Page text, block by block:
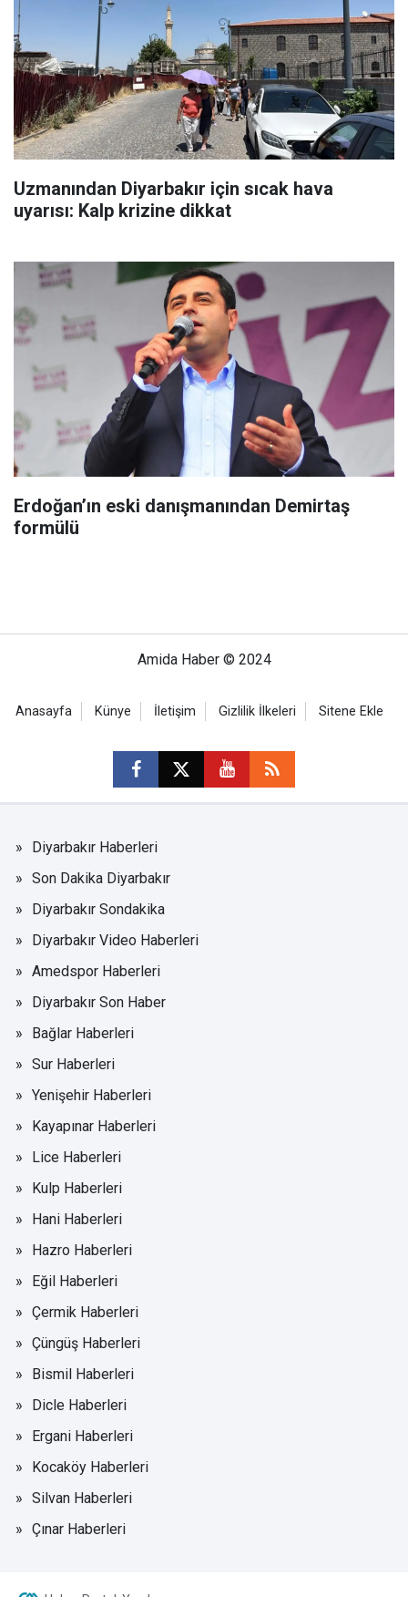
Uzmanından Diyarbakır için sıcak hava
uyarısı: Kalp krizine dikkat
Erdoğan’ın eski danışmanından Demirtaş
formülü
Amida Haber © 2024
Anasayfa Künye İletişim Gizlilik İlkeleri Sitene Ekle
Diyarbakır Haberleri
Son Dakika Diyarbakır
Diyarbakır Sondakika
Diyarbakır Video Haberleri
Amedspor Haberleri
Diyarbakır Son Haber
Bağlar Haberleri
Sur Haberleri
Yenişehir Haberleri
Kayapınar Haberleri
Lice Haberleri
Kulp Haberleri
Hani Haberleri
Hazro Haberleri
Eğil Haberleri
Çermik Haberleri
Çüngüş Haberleri
Bismil Haberleri
Dicle Haberleri
Ergani Haberleri
Kocaköy Haberleri
Silvan Haberleri
Çınar Haberleri